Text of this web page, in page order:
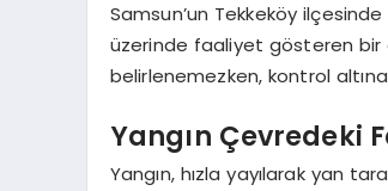
Samsun’un Tekkeköy
üzerinde faaliyet gösteren bir
belirlenemezken, kontrol
Yangın Çevredeki
Yangın, hızla yayılarak yan